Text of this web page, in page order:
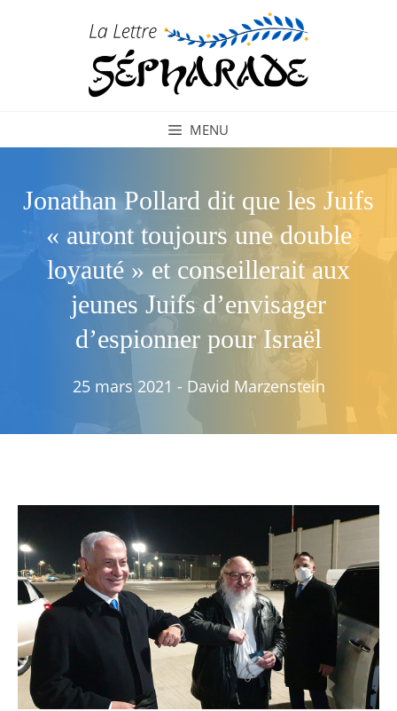
MENU
Jonathan Pollard dit que les Juifs
« auront toujours une double
loyauté » et conseillerait aux
jeunes Juifs d’envisager
d’espionner pour Israël
25 mars 2021 - David Marzenstein